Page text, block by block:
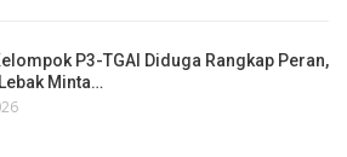
P3-TGAI Diduga Rangkap Peran,
Minta…